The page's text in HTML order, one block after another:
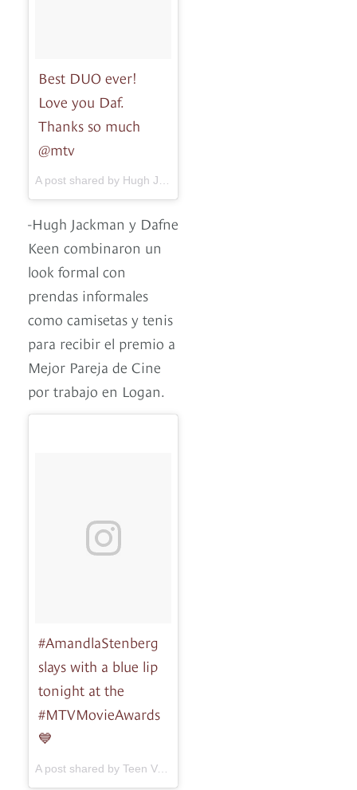
Best DUO ever!
Love you Daf.
Thanks so much
@mtv
-Hugh Jackman y Dafne
Keen combinaron un
look formal con
prendas informales
como camisetas y tenis
para recibir el premio a
Mejor Pareja de Cine
por trabajo en Logan.
#AmandlaStenberg
slays with a blue lip
tonight at the
#MTVMovieAwards
💙
A post shared by Teen Vogue (@teenvogue) on